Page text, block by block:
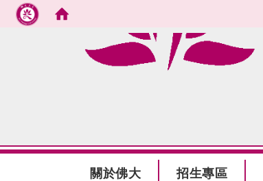
跳到主要內容
關於佛大 招生專區